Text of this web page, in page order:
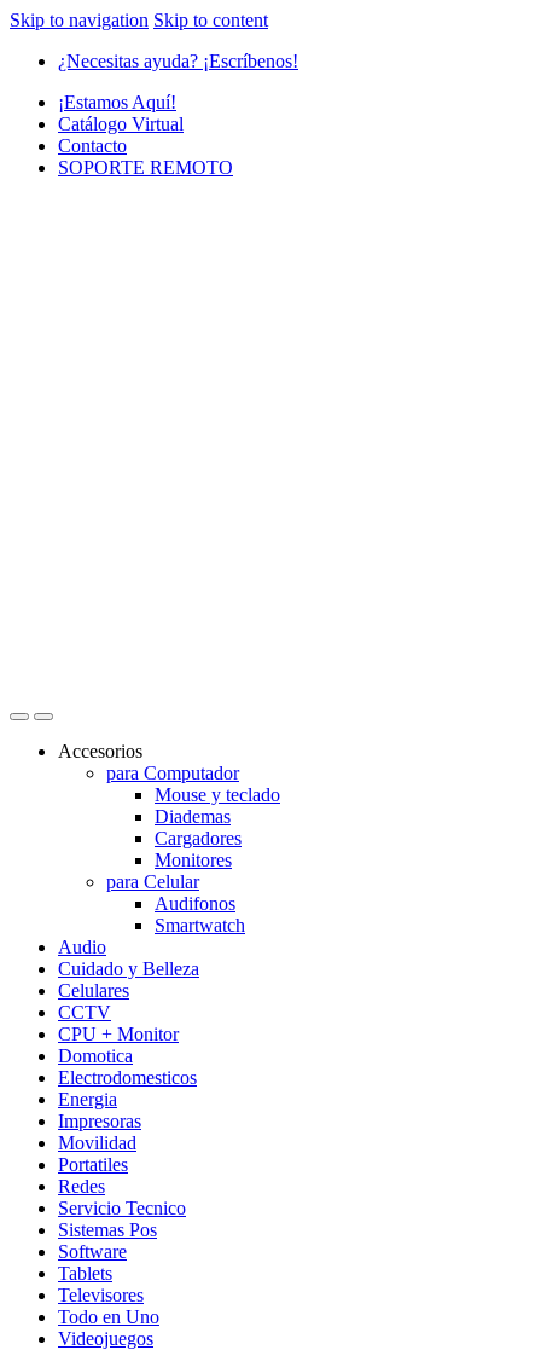
Skip to navigation Skip to content
¿Necesitas ayuda? ¡Escríbenos!
¡Estamos Aquí!
Catálogo Virtual
Contacto
SOPORTE REMOTO
Accesorios
para Computador
Mouse y teclado
Diademas
Cargadores
Monitores
para Celular
Audifonos
Smartwatch
Audio
Cuidado y Belleza
Celulares
CCTV
CPU + Monitor
Domotica
Electrodomesticos
Energia
Impresoras
Movilidad
Portatiles
Redes
Servicio Tecnico
Sistemas Pos
Software
Tablets
Televisores
Todo en Uno
Videojuegos